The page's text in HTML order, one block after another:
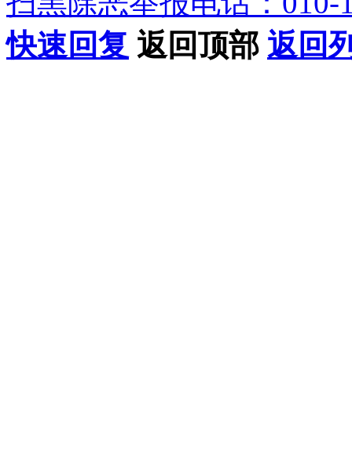
快速回复 返回顶部 返回